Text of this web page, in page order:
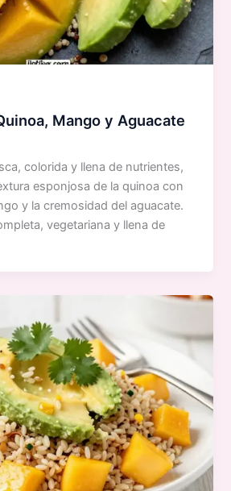
Mango y Aguacate
colorida y llena de nutrientes,
esponjosa de la quinoa con
y la cremosidad del aguacate.
vegetariana y llena de